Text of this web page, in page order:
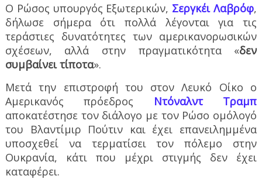
Ο Ρώσος υπουργός Εξωτερικών, Σεργκέι Λαβρόφ,
δήλωσε σήμερα ότι πολλά λέγονται για τις
τεράστιες δυνατότητες των αμερικανορωσικών
σχέσεων, αλλά στην πραγματικότητα «δεν
συμβαίνει τίποτα».
Μετά την επιστροφή του στον Λευκό Οίκο ο
Αμερικανός πρόεδρος Ντόναλντ Τραμπ
αποκατέστησε τον διάλογο με τον Ρώσο ομόλογό
του Βλαντίμιρ Πούτιν και έχει επανειλημμένα
υποσχεθεί να τερματίσει τον πόλεμο στην
Ουκρανία, κάτι που μέχρι στιγμής δεν έχει
καταφέρει.